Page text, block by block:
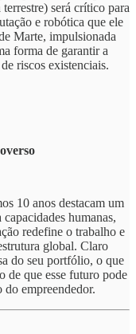
será crítico para
e robótica que ele
Marte, impulsionada
forma de garantir a
riscos existenciais.
10 anos destacam um
humanas,
redefine o trabalho e
global. Claro
do seu portfólio, o que
de que esse futuro pode
do empreendedor.